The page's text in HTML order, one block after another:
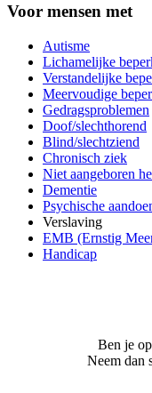
Voor mensen met
Autisme
Lichamelijke
Verstandelijke
Meervoudige
Gedragsproblemen
Doof/slechthorend
Blind/slechtziend
Chronisch ziek
Niet aangeboren
Dementie
Psychische
Verslaving
EMB (Ernstig
Handicap
Ben je
Neem dan